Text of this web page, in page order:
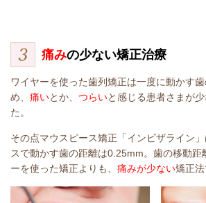
痛みの少ない矯正治療
ワイヤーを使った歯列矯正は一度に動かす
め、 痛いとか、 つらいと感じる患者さまが
た。
その点マウスピース矯正「インビザライン
スで動かす歯の距離は0.25mm。歯の移動距
ーを使った矯正よりも、 痛みが少ない矯正法